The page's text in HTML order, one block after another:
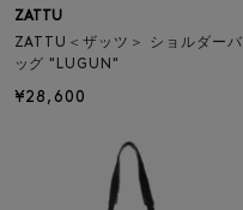
ZATTU
ZATTU＜ザッツ＞ ショルダーバ
ッグ "LUGUN"
¥28,600